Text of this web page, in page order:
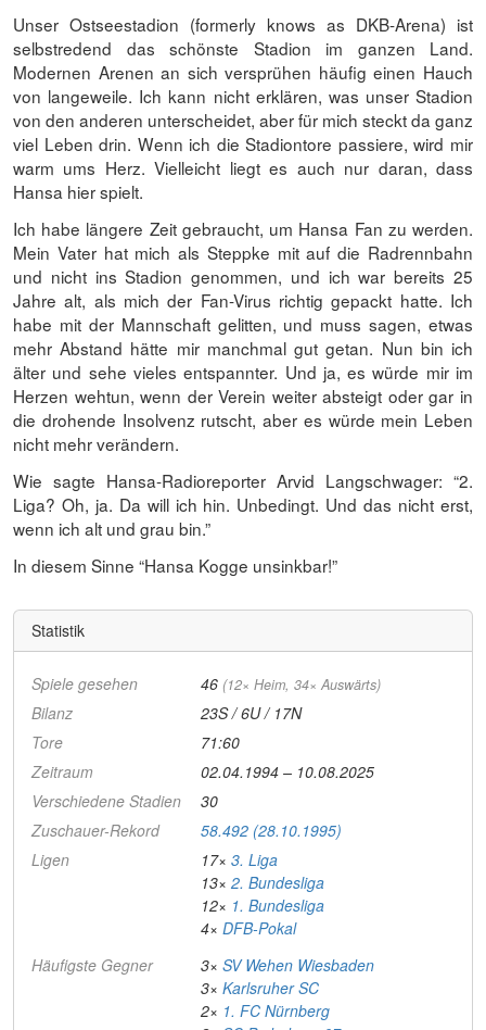
Unser Ostseestadion (formerly knows as DKB-Arena) ist
selbstredend das schönste Stadion im ganzen Land.
Modernen Arenen an sich versprühen häufig einen Hauch
von langeweile. Ich kann nicht erklären, was unser Stadion
von den anderen unterscheidet, aber für mich steckt da ganz
viel Leben drin. Wenn ich die Stadiontore passiere, wird mir
warm ums Herz. Vielleicht liegt es auch nur daran, dass
Hansa hier spielt.
Ich habe längere Zeit gebraucht, um Hansa Fan zu werden.
Mein Vater hat mich als Steppke mit auf die Radrennbahn
und nicht ins Stadion genommen, und ich war bereits 25
Jahre alt, als mich der Fan-Virus richtig gepackt hatte. Ich
habe mit der Mannschaft gelitten, und muss sagen, etwas
mehr Abstand hätte mir manchmal gut getan. Nun bin ich
älter und sehe vieles entspannter. Und ja, es würde mir im
Herzen wehtun, wenn der Verein weiter absteigt oder gar in
die drohende Insolvenz rutscht, aber es würde mein Leben
nicht mehr verändern.
Wie sagte Hansa-Radioreporter Arvid Langschwager: “2.
Liga? Oh, ja. Da will ich hin. Unbedingt. Und das nicht erst,
wenn ich alt und grau bin.”
In diesem Sinne “Hansa Kogge unsinkbar!”
Statistik
Spiele gesehen 46 (12× Heim, 34× Auswärts)
Bilanz
23S / 6U / 17N
Tore
71:60
Zeitraum
02.04.1994 – 10.08.2025
Verschiedene Stadien
30
Zuschauer-Rekord
58.492 (28.10.1995)
Ligen
17× 3. Liga
13× 2. Bundesliga
12× 1. Bundesliga
4× DFB-Pokal
Häufigste Gegner
3× SV Wehen Wiesbaden
3× Karlsruher SC
2× 1. FC Nürnberg